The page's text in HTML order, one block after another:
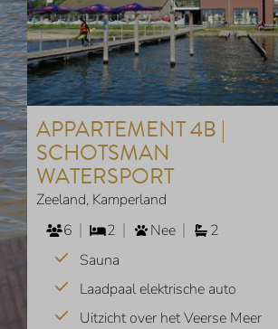
APPARTEMENT 4B |
SCHOTSMAN
WATERSPORT
Zeeland, Kamperland
6
2 Nee
2
Sauna
Laadpaal elektrische auto
Uitzicht over het Veerse Meer